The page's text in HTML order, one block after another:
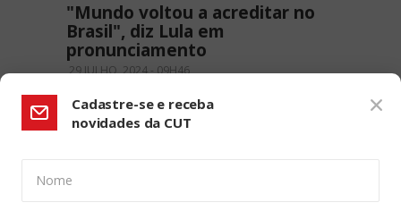
"Mundo voltou a acreditar no
Brasil", diz Lula em
pronunciamento
29 JULHO, 2024 - 09H46
Cadastre-se e receba
novidades da CUT
Nome